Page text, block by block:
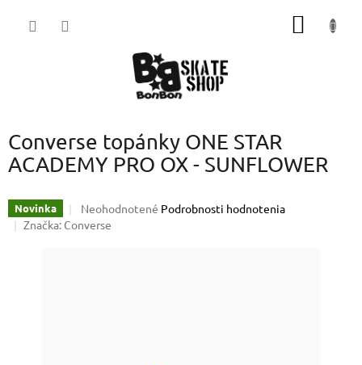
Converse topánky ONE STAR
ACADEMY PRO OX - SUNFLOWER
Novinka
Priemerné
hodnotenie
Neohodnotené Podrobnosti hodnotenia
Značka: Converse